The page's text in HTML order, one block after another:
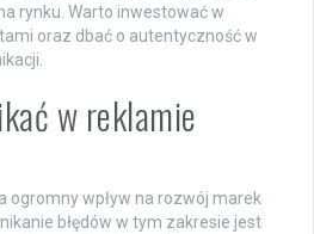
rynku. Warto inwestować w
oraz dbać o autentyczność w
w reklamie
ogromny wpływ na rozwój marek
błędów w tym zakresie jest